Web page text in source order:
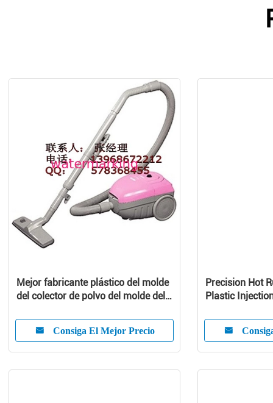
Mejor fabricante plástico del molde
del colector de polvo del molde del
Consiga El Mejor Precio
Precision Hot
Plastic